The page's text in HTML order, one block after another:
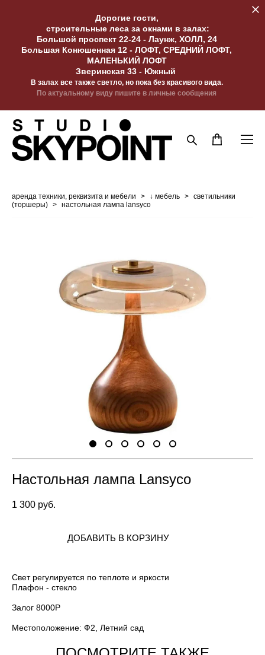
Дорогие гости,
строительные леса за окнами в залах:
Большой проспект 22-24 - Лаунж, ХОЛЛ, 24
Большая Конюшенная 12 - ЛОФТ, СРЕДНИЙ ЛОФТ,
МАЛЕНЬКИЙ ЛОФТ
Зверинская 33 - Южный
В залах все также светло, но пока без красивого вида.
По актуальному виду пишите в личные сообщения
аренда техники, реквизита и мебели > ↓ мебель > светильники
(торшеры) > настольная лампа lansyco
Настольная лампа Lansyco
1 300 pуб.
ДОБАВИТЬ В КОРЗИНУ
Свет регулируется по теплоте и яркости
Плафон - стекло
Залог 8000Р
Местоположение: Ф2, Летний сад